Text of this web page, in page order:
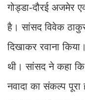
गोड्डा-दौरई अजमेर
है। सांसद विवेक
दिखाकर रवाना
थी। सांसद ने कहा
नवादा का संकल्प